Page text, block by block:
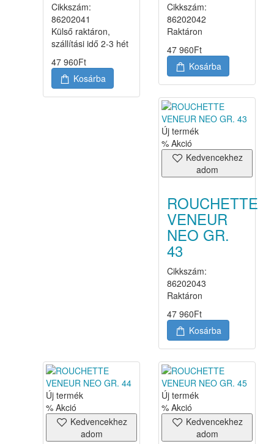
Cikkszám:
86202041
Külső raktáron,
szállítási idő 2-3 hét
47 960Ft
Kosárba
Cikkszám:
86202042
Raktáron
47 960Ft
Kosárba
Új termék
% Akció
Kedvencekhez
adom
ROUCHETTE
VENEUR
NEO GR.
43
Cikkszám:
86202043
Raktáron
47 960Ft
Kosárba
Új termék
% Akció
Kedvencekhez
adom
Új termék
% Akció
Kedvencekhez
adom